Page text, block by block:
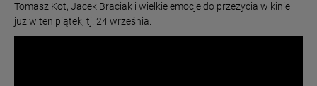
Tomasz Kot, Jacek Braciak i wielkie emocje do przeżycia w kinie
już w ten piątek, tj. 24 września.